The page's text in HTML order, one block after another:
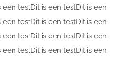
testDit is een testDit is een
testDit is een testDit is een
testDit is een testDit is een
testDit is een testDit is een